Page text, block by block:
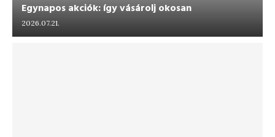
Egynapos akciók: így vásárolj okosan
2026.07.21.